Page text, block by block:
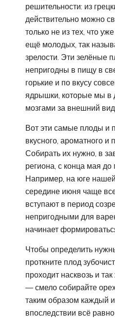
решительности: из
действительно можно
только не из тех, что
ещё молодых, так
зрелости. Эти зелёные
непригодны в пищу в
горькие и по вкусу
ядрышки, которые мы в
мозгами за внешний вид.
Вот эти самые плоды и
вкусного, ароматного и
Собирать их нужно, в
региона, с конца мая
Например, на юге
середине июня чаще
вступают в период
непригодными для
начинает
Чтобы определить
проткните плод
проходит насквозь и
— смело собирайте
таким образом каждый
впоследствии всё